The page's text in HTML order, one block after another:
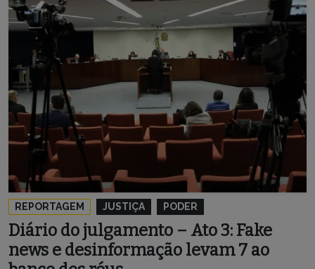
REPORTAGEM JUSTIÇA PODER
Diário do julgamento – Ato 3: Fake
news e desinformação levam 7 ao